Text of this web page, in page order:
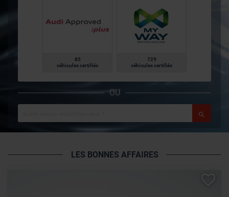
85
véhicules certifiés
729
véhicules certifiés
OU
LES BONNES AFFAIRES